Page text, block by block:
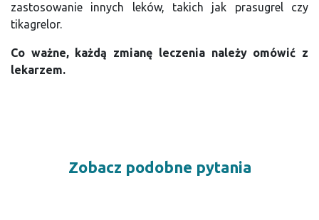
zastosowanie innych leków, takich jak prasugrel czy
tikagrelor.
Co ważne, każdą zmianę leczenia należy omówić z
lekarzem.
Zobacz podobne pytania